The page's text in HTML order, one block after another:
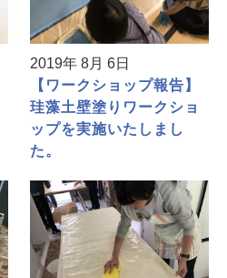
2019年 8月 6日
【ワークショップ報告】
珪藻土壁塗りワークショ
ップを実施いたしまし
た。